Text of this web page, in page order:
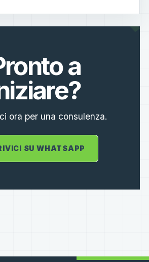
a
ora per una consulenza.
SU WHATSAPP